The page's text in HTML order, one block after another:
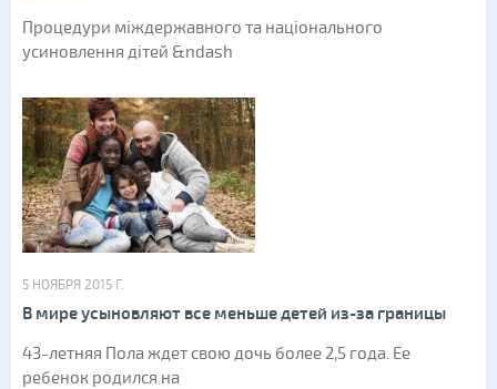
Процедури міждержавного та національного
усиновлення дітей &ndash
5 НОЯБРЯ 2015 Г.
В мире усыновляют все меньше детей из-за границы
43-летняя Пола ждет свою дочь более 2,5 года. Ее
ребенок родился на